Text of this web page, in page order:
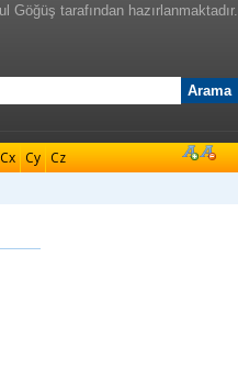
tarafından hazırlanmaktadır.
Cx Cy Cz